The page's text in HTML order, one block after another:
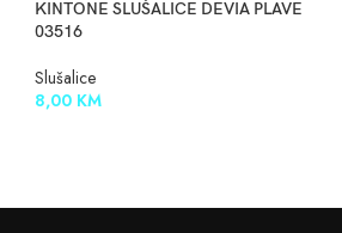
KINTONE SLUŠALICE DEVIA PLAVE
03516
Slušalice
8,00 KM